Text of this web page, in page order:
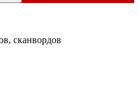
сканвордов